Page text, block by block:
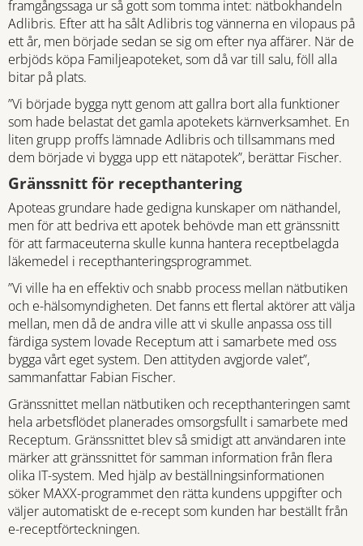
framgångssaga ur så gott som tomma intet: nätbokhandeln
Adlibris. Efter att ha sålt Adlibris tog vännerna en vilopaus på
ett år, men började sedan se sig om efter nya affärer. När de
erbjöds köpa Familjeapoteket, som då var till salu, föll alla
bitar på plats.
”Vi började bygga nytt genom att gallra bort alla funktioner
som hade belastat det gamla apotekets kärnverksamhet. En
liten grupp proffs lämnade Adlibris och tillsammans med
dem började vi bygga upp ett nätapotek”, berättar Fischer.
Gränssnitt för recepthantering
Apoteas grundare hade gedigna kunskaper om näthandel,
men för att bedriva ett apotek behövde man ett gränssnitt
för att farmaceuterna skulle kunna hantera receptbelagda
läkemedel i recepthanteringsprogrammet.
”Vi ville ha en effektiv och snabb process mellan nätbutiken
och e-hälsomyndigheten. Det fanns ett flertal aktörer att välja
mellan, men då de andra ville att vi skulle anpassa oss till
färdiga system lovade Receptum att i samarbete med oss
bygga vårt eget system. Den attityden avgjorde valet”,
sammanfattar Fabian Fischer.
Gränssnittet mellan nätbutiken och recepthanteringen samt
hela arbetsflödet planerades omsorgsfullt i samarbete med
Receptum. Gränssnittet blev så smidigt att användaren inte
märker att gränssnittet för samman information från flera
olika IT-system. Med hjälp av beställningsinformationen
söker MAXX-programmet den rätta kundens uppgifter och
väljer automatiskt de e-recept som kunden har beställt från
e-receptförteckningen.